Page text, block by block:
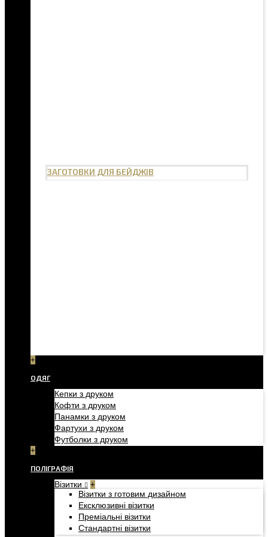
ЗАГОТОВКИ ДЛЯ БЕЙДЖІВ
+
ОДЯГ
Кепки з друком
Кофти з друком
Панамки з друком
Фартухи з друком
Футболки з друком
+
ПОЛІГРАФІЯ
Візитки +
Візитки з готовим дизайном
Ексклюзивні візитки
Преміальні візитки
Стандартні візитки